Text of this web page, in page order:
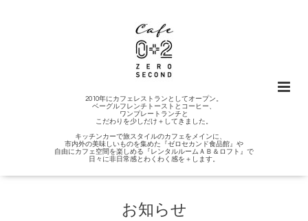
2010年にカフェレストランとしてオープン。
ベーグルフレンチトーストとコーヒー、
ワンプレートランチと
こだわりを少しだけ＋してきました。
キッチンカーで旅スタイルのカフェをメインに、
市内外の美味しいものを集めた『ゼロセカンド食品館』や
自由にカフェ空間を楽しめる『レンタルルームＡＢ＆ロフト』で
日々に非日常感とわくわく感を＋します。
お知らせ